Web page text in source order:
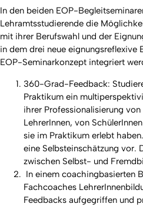
In den beiden EOP-
Lehramtsstudierende die
mit ihrer Berufswahl und der
in dem drei neue eignungsreflexive
EOP-Seminarkonzept integriert
360-Grad-Feedback:
Praktikum ein
ihrer Professionalisierung
LehrerInnen, von
sie im Praktikum erlebt
eine Selbsteinschätzung vor.
zwischen Selbst- und
In einem coachingbasierten
Fachcoaches
Feedbacks aufgegriffen und